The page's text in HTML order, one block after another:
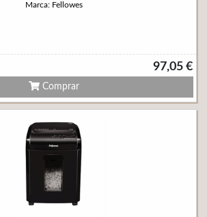
Marca: Fellowes
97,05 €
Comprar